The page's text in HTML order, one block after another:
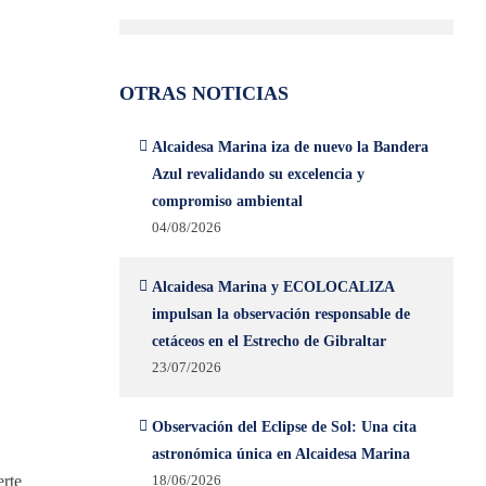
OTRAS NOTICIAS
Alcaidesa Marina iza de nuevo la Bandera
Azul revalidando su excelencia y
compromiso ambiental
04/08/2026
Alcaidesa Marina y ECOLOCALIZA
impulsan la observación responsable de
cetáceos en el Estrecho de Gibraltar
23/07/2026
Observación del Eclipse de Sol: Una cita
astronómica única en Alcaidesa Marina
18/06/2026